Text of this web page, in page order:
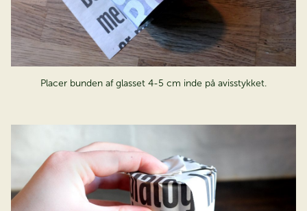
På jagt efter dit
drømmedrivhus?
Bestil vores nye Juliana katalog – helt gratis & find dit
drivhus i dag.
Bestil kataloget
Placer bunden af glasset 4-5 cm inde på avisstykket.